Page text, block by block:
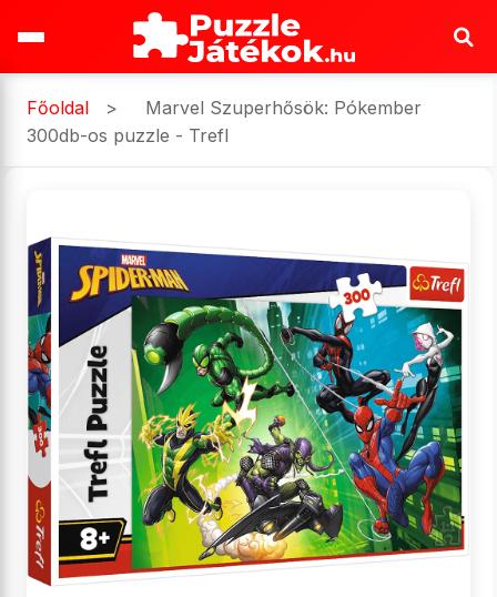
Főoldal >
Marvel Szuperhősök: Pókember
300db-os puzzle - Trefl